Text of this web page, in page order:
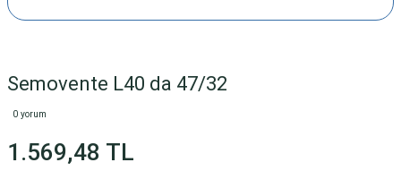
Semovente L40 da 47/32
0 yorum
1.569,48 TL